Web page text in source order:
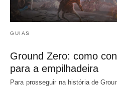
GUIAS
Ground Zero: como
para a empilhadeira
Para prosseguir na história de